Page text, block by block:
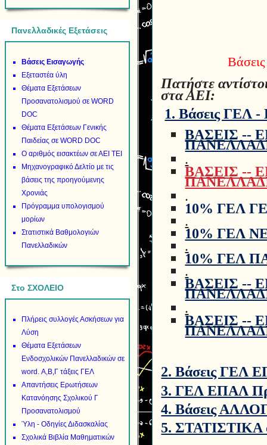
Πανελλαδικές Εξετάσεις
Βάσεις Εισαγωγής
Εξεταστέα ύλη
Θέματα Εξετάσεων
Προσανατολισμού σε WORD
DOC
Θέματα Εξετάσεων Γενικής
Παιδείας σε WORD DOC
Ο αριθμός εισακτέων σε ΑΕΙ ΤΕΙ
Μηχανογραφικό Δελτίο με τις
βάσεις της προηγούμενης
Χρονιάς
Πρόγραμμα υπολογισμού
μορίων
Στατιστικά Βαθμολογιών
Πανελλαδικών
Στο ΣΧΟΛΕΙΟ
Πλήρεις συλλογές Ασκήσεων για
Λύση
Θέματα Εξετάσεων
Ενδοσχολικών Πανελλαδικών σε
word. Α,Β,Γ τάξεις ΓΕΛ
Απαντήσεις Ερωτήσεων
Κατανόησης Σχολικού Γ
Προσανατολισμού
Ύλη - Οδηγίες Διδασκαλίας
Σχολικά Βιβλία Μαθηματικών
Πατήστε
στα ΑΕΙ:
1. Βάσεις ΓΕΛ
ΒΑΣΕΙΣ --
.
ΒΑΣΕΙΣ --
.
10% ΓΕΛ
.
10% ΓΕΛ
.
10% ΓΕΛ
.
ΒΑΣΕΙΣ --
.
ΒΑΣΕΙΣ --
2. Βάσεις ΓΕΛ
3. ΓΕΛ ΕΠΑΛ
4. Βάσεις
5. ΣΤΑΤΙΣΤΙΚΑ